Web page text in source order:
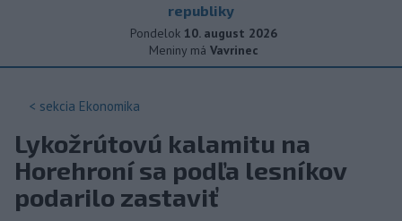
republiky
Pondelok 10. august 2026
Meniny má Vavrinec
< sekcia Ekonomika
Lykožrútovú kalamitu na
Horehroní sa podľa lesníkov
podarilo zastaviť